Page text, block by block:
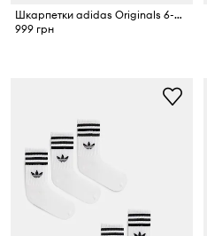
Шкарпетки adidas Originals 6-pack
999 грн